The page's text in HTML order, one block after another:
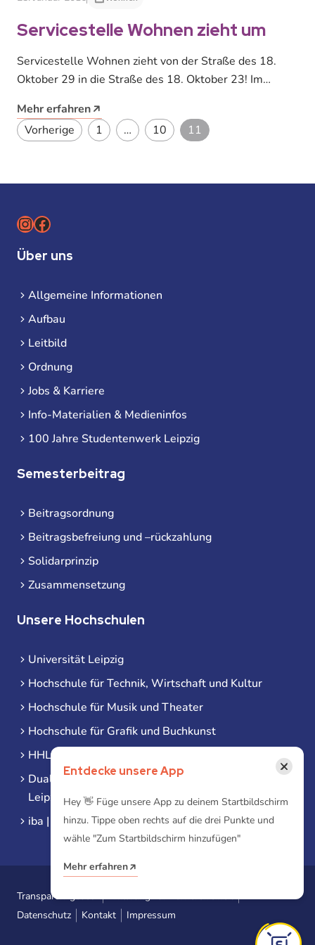
Servicestelle Wohnen zieht um
Servicestelle Wohnen zieht von der Straße des 18.
Oktober 29 in die Straße des 18. Oktober 23! Im
Mehr erfahren
Seitennummerierung der
Vorherige 1 … 10 11
Instagram
Facebook
Über uns
Allgemeine Informationen
Aufbau
Leitbild
Ordnung
Jobs & Karriere
Info-Materialien & Medieninfos
100 Jahre Studentenwerk Leipzig
Semesterbeitrag
Beitragsordnung
Beitragsbefreiung und –rückzahlung
Solidarprinzip
Zusammensetzung
Unsere Hochschulen
Universität Leipzig
Hochschule für Technik, Wirtschaft und Kultur
Hochschule für Musik und Theater
Hochschule für Grafik und Buchkunst
HHL Leipzig
Duale Hochschule Sachsen (DHSN) am Standort
Leipzig
iba | Campus Leipzig
Transparenzgesetz
Erklärung zur Barrierefreiheit
Datenschutz
Kontakt Impressum
Entdecke unsere App ×
Hey 👋 Füge unsere App zu deinem Startbildschirm
hinzu. Tippe oben rechts auf die drei Punkte und
wähle "Zum Startbildschirm hinzufügen"
Mehr erfahren